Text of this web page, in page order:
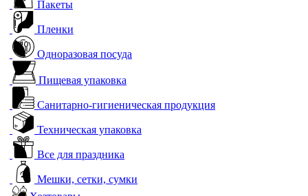
Пакеты
Пленки
Одноразовая посуда
Пищевая упаковка
Санитарно-гигиеническая продукция
Техническая упаковка
Все для праздника
Мешки, сетки, сумки